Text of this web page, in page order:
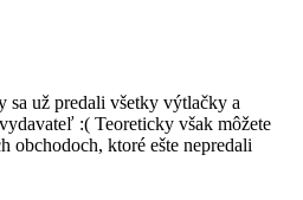
sa už predali všetky výtlačky a
:( Teoreticky však môžete
obchodoch, ktoré ešte nepredali